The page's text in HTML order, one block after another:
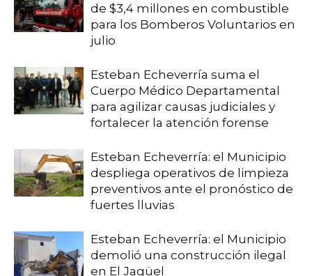
de $3,4 millones en combustible
para los Bomberos Voluntarios en
julio
Esteban Echeverría suma el
Cuerpo Médico Departamental
para agilizar causas judiciales y
fortalecer la atención forense
Esteban Echeverría: el Municipio
despliega operativos de limpieza
preventivos ante el pronóstico de
fuertes lluvias
Esteban Echeverría: el Municipio
demolió una construcción ilegal
en El Jagüel